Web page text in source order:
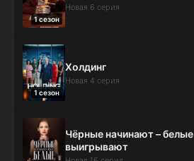
1 сезон
Новая 6 серия
1 сезон
Холдинг
Новая 4 серия
Чёрные начинают – белые
выигрывают